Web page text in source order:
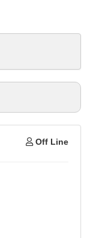
Off Line